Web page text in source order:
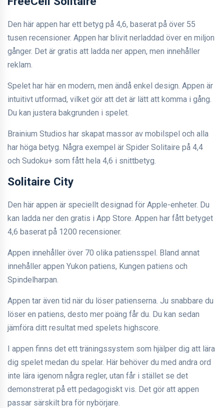
Den här appen har ett betyg på 4,6, baserat på över 55
tusen recensioner. Appen har blivit nerladdad över en miljon
gånger. Det är gratis att ladda ner appen, men innehåller
reklam.
Spelet har här en modern, men ändå enkel design. Appen är
intuitivt utformad, vilket gör att det är lätt att komma i gång.
Du kan justera bakgrunden i spelet.
Brainium Studios har skapat massor av mobilspel och alla
har höga betyg. Några exempel är Spider Solitaire på 4,4
och Sudoku+ som fått hela 4,6 i snittbetyg.
Solitaire City
Den här appen är speciellt designad för Apple-enheter. Du
kan ladda ner den gratis i App Store. Appen har fått betyget
4,6 baserat på 1200 recensioner.
Appen innehåller över 70 olika patiensspel. Bland annat
innehåller appen Yukon patiens, Kungen patiens och
Spindelharpan.
Appen tar även tid när du löser patienserna. Ju snabbare du
löser en patiens, desto mer poäng får du. Du kan sedan
jämföra ditt resultat med spelets highscore.
I appen finns det ett träningssystem som hjälper dig att lära
dig spelet medan du spelar. Här behöver du med andra ord
inte lära igenom några regler, utan får i stället se det
demonstrerat på ett pedagogiskt vis. Det gör att appen
passar särskilt bra för nybörjare.